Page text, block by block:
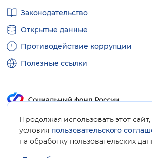
Продолжая использовать этот
условия пользовательского
на обработку пользовательских
ссылкиЗаконодательство
Открытые данные
Противодействие коррупции
Полезные ссылки
Карта сайта